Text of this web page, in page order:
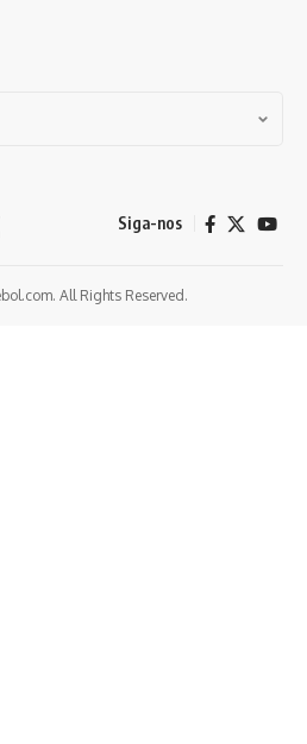
Siga-nos
All Rights Reserved.